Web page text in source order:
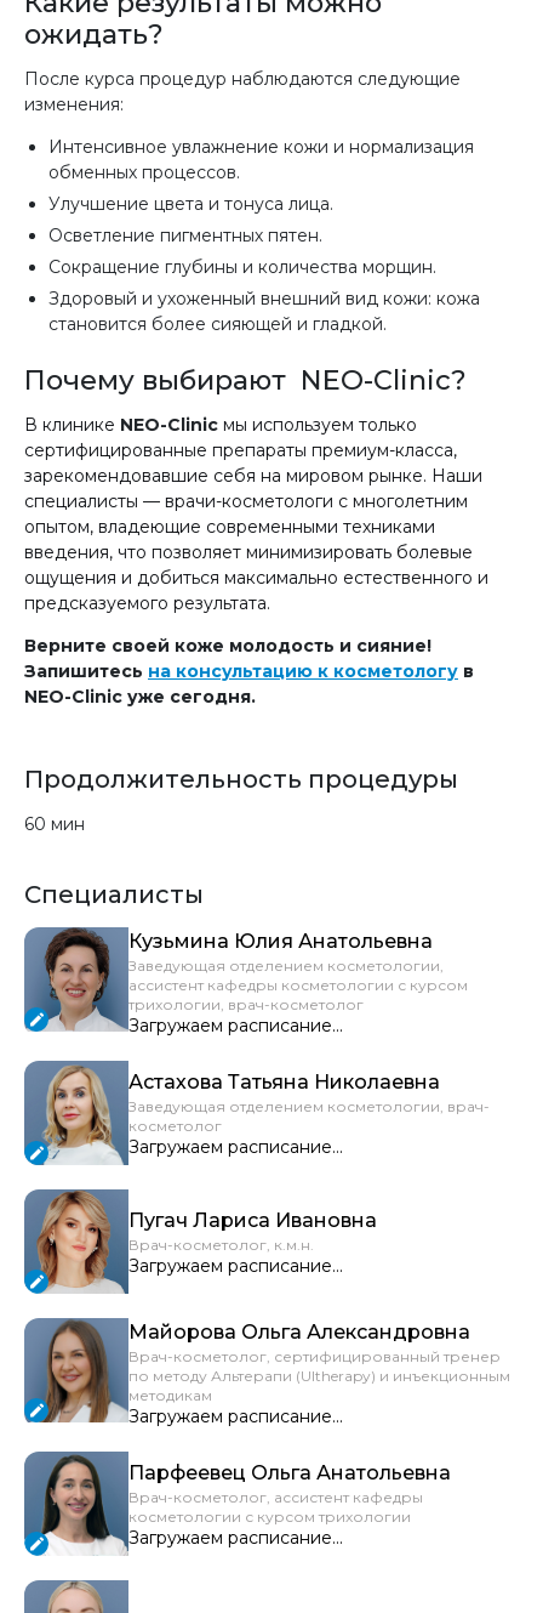
ожидать?
После курса процедур наблюдаются следующие
изменения:
Интенсивное увлажнение кожи и нормализация
обменных процессов.
Улучшение цвета и тонуса лица.
Осветление пигментных пятен.
Сокращение глубины и количества морщин.
Здоровый и ухоженный внешний вид кожи: кожа
становится более сияющей и гладкой.
Почему выбирают NEO-Clinic?
В клинике NEO-Clinic мы используем только
сертифицированные препараты премиум-класса,
зарекомендовавшие себя на мировом рынке. Наши
специалисты — врачи-косметологи с многолетним
опытом, владеющие современными техниками
введения, что позволяет минимизировать болевые
ощущения и добиться максимально естественного и
предсказуемого результата.
Верните своей коже молодость и сияние!
Запишитесь на консультацию к косметологу в
NEO-Clinic уже сегодня.
Продолжительность процедуры
60 мин
Специалисты
Кузьмина Юлия Анатольевна
Заведующая отделением косметологии,
ассистент кафедры косметологии с курсом
трихологии, врач-косметолог
Загружаем расписание...
Астахова Татьяна Николаевна
Заведующая отделением косметологии, врач-
косметолог
Загружаем расписание...
Пугач Лариса Ивановна
Врач-косметолог, к.м.н.
Загружаем расписание...
Майорова Ольга Александровна
Врач-косметолог, сертифицированный тренер
по методу Альтерапи (Ultherapy) и инъекционным
методикам
Загружаем расписание...
Парфеевец Ольга Анатольевна
Врач-косметолог, ассистент кафедры
косметологии с курсом трихологии
Загружаем расписание...